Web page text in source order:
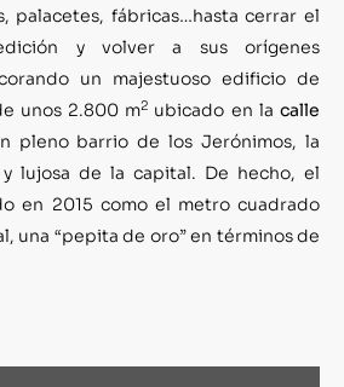
palacetes, fábricas…hasta cerrar el
y volver a sus orígenes
un majestuoso edificio de
unos 2.800 m2 ubicado en lacalle
pleno barrio de los Jerónimos, la
y lujosa de la capital. De hecho, el
en 2015 como el metro cuadrado
una “pepita de oro” en términos de